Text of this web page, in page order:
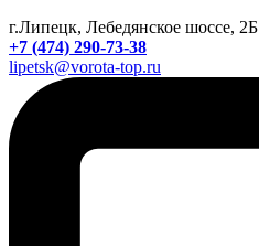
г.Липецк, Лебедянское шоссе, 2Б
+7 (474) 290-73-38
lipetsk@vorota-top.ru